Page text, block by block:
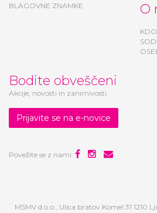
BLAGOVNE ZNAMKE
O
Bodite obveščeni
Akcije, novosti in zanimivosti.
Prijavite se na e-novice
Povežite se z nami:
MSMV d.o.o., Ulica bratov Komel 31 1210